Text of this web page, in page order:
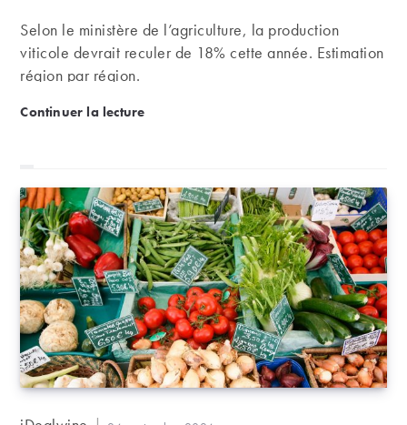
Selon le ministère de l’agriculture, la production
viticole devrait reculer de 18% cette année. Estimation
région par région.
Continuer la lectureVendanges 2024 en France : vers un net recul de
Auteur/autrice